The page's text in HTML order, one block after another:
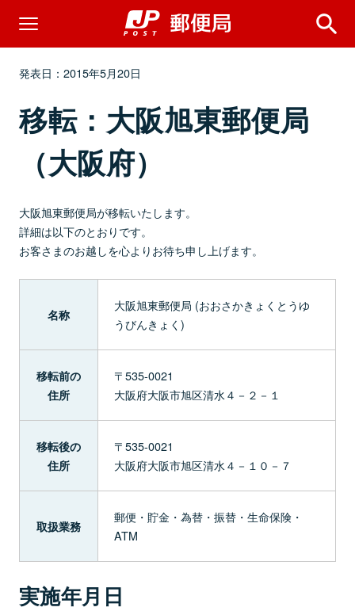
発表日：2015年5月20日
移転：大阪旭東郵便局
（大阪府）
大阪旭東郵便局が移転いたします。
詳細は以下のとおりです。
お客さまのお越しを心よりお待ち申し上げます。
名称
大阪旭東郵便局 (おおさかきょくとうゆ
うびんきょく)
移転前の
住所
〒535-0021
大阪府大阪市旭区清水４－２－１
移転後の
住所
〒535-0021
大阪府大阪市旭区清水４－１０－７
取扱業務
郵便・貯金・為替・振替・生命保険・
ATM
実施年月日